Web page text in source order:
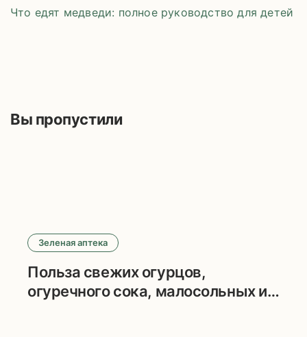
Что едят медведи: полное руководство для детей
Вы пропустили
Зеленая аптека
Польза свежих огурцов,
огуречного сока, малосольных и